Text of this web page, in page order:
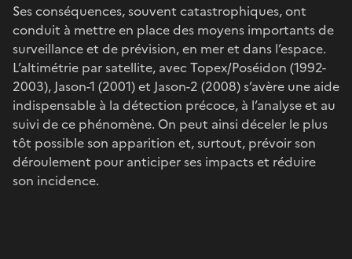
Ses conséquences, souvent catastrophiques, ont
conduit à mettre en place des moyens importants de
surveillance et de prévision, en mer et dans l’espace.
L’altimétrie par satellite, avec Topex/Poséidon (1992-
2003), Jason-1 (2001) et Jason-2 (2008) s’avère une aide
indispensable à la détection précoce, à l’analyse et au
suivi de ce phénomène. On peut ainsi déceler le plus
tôt possible son apparition et, surtout, prévoir son
déroulement pour anticiper ses impacts et réduire
son incidence.